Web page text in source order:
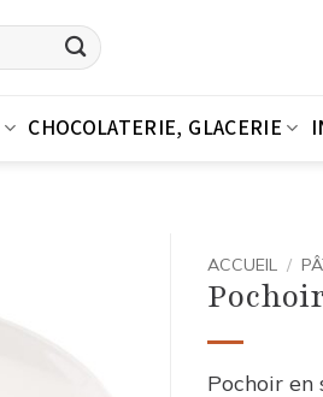
CHOCOLATERIE, GLACERIE
ACCUEIL /
Pochoir